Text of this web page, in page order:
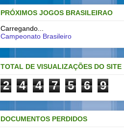
PRÓXIMOS JOGOS BRASILEIRAO
Carregando...
Campeonato Brasileiro
TOTAL DE VISUALIZAÇÕES DO SITE
2 4 4 7 5 6 9
DOCUMENTOS PERDIDOS